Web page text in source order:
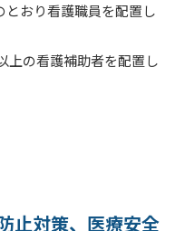
とおり看護職員を配置し
上の看護補助者を配置し
止対策、医療安全